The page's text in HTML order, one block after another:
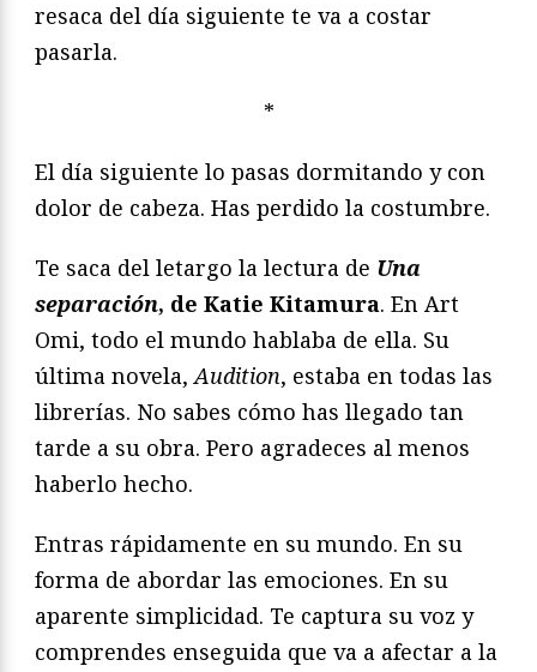
resaca del día siguiente te va a costar
pasarla.
*
El día siguiente lo pasas dormitando y con
dolor de cabeza. Has perdido la costumbre.
Te saca del letargo la lectura de Una
separación, de Katie Kitamura. En Art
Omi, todo el mundo hablaba de ella. Su
última novela,Audition, estaba en todas las
librerías. No sabes cómo has llegado tan
tarde a su obra. Pero agradeces al menos
haberlo hecho.
Entras rápidamente en su mundo. En su
forma de abordar las emociones. En su
aparente simplicidad. Te captura su voz y
comprendes enseguida que va a afectar a la